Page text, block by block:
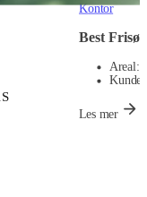
Kontor
Best Frisør
Areal:
Kunde:
Les mer